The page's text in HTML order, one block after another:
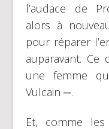
l’audace de
alors à
pour réparer
auparavant. Ce
une femme
Vulcain ─.
Et, comme